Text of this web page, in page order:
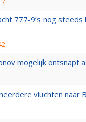
777-9’s nog
mogelijk ontsnapt
vluchten naar